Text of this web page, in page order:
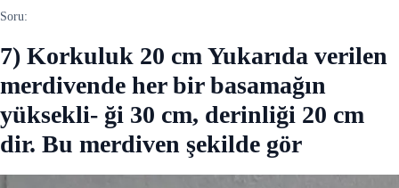
Soru:
7) Korkuluk 20 cm Yukarıda verilen
merdivende her bir basamağın
yüksekli- ği 30 cm, derinliği 20 cm
dir. Bu merdiven şekilde gör